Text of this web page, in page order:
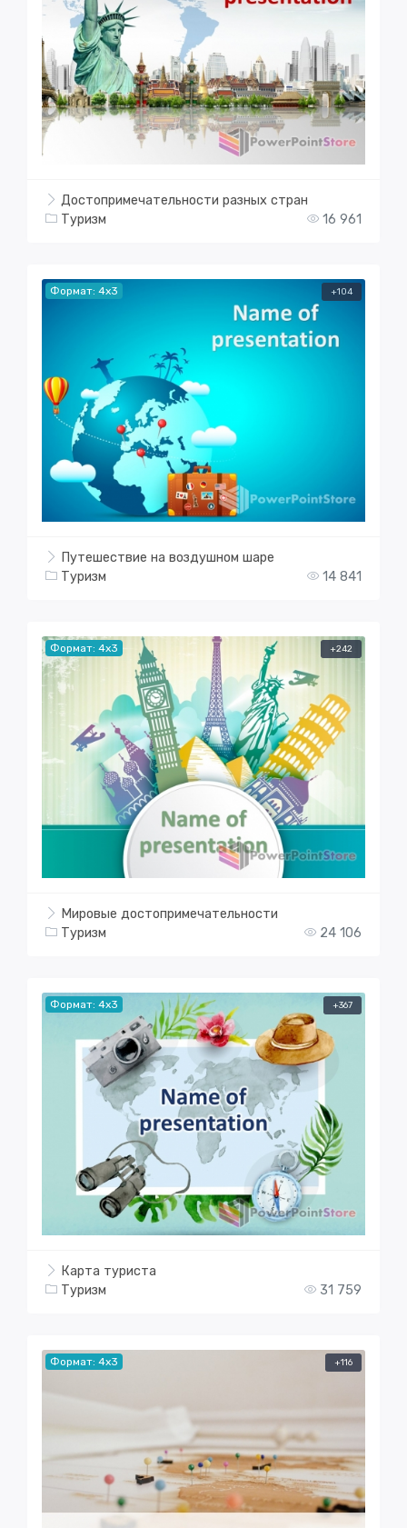
Достопримечательности разных стран
Туризм
16 961
Формат: 4x3 +104
Путешествие на воздушном шаре
Туризм
14 841
Формат: 4x3 +242
Мировые достопримечательности
Туризм
24 106
Формат: 4x3 +367
Карта туриста
Туризм
31 759
Формат: 4x3 +116